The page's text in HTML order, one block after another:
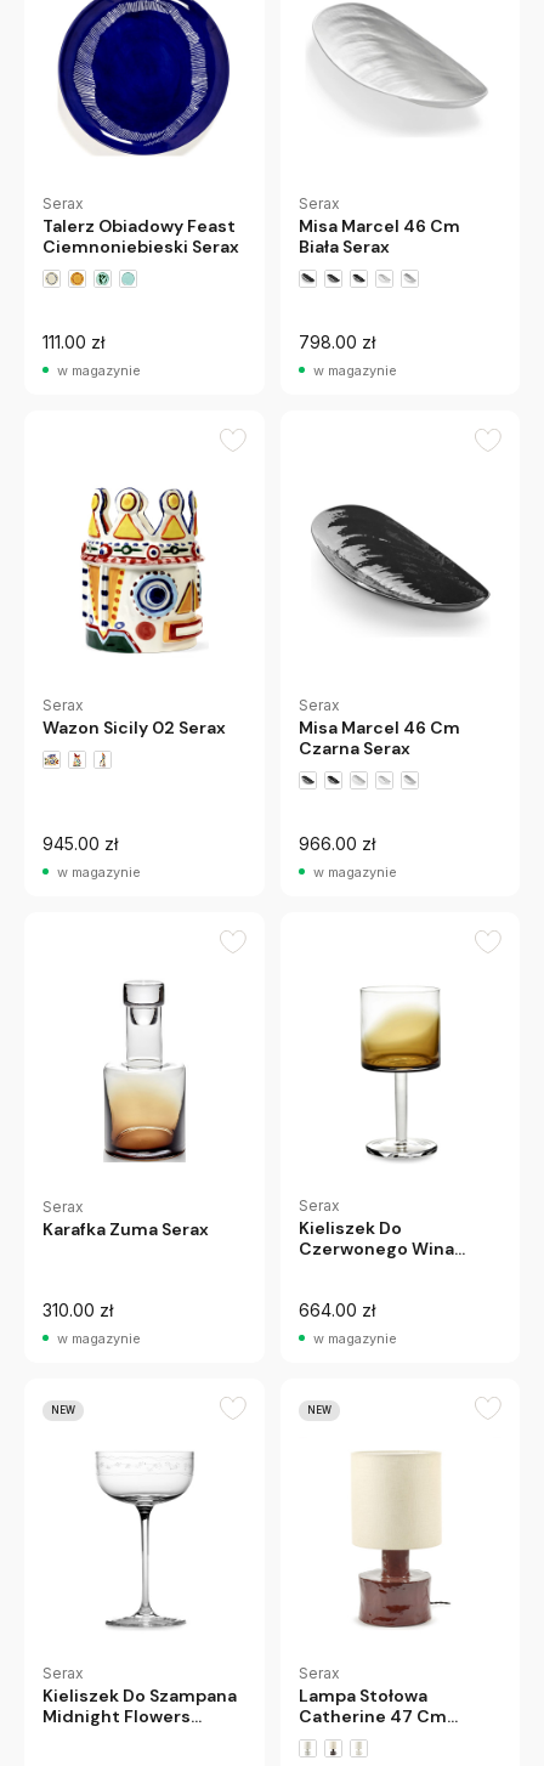
Serax
Talerz Obiadowy Feast
Ciemnoniebieski Serax
111.00 zł
w magazynie
Serax
Misa Marcel 46 Cm
Biała Serax
798.00 zł
w magazynie
Serax
Wazon Sicily 02 Serax
945.00 zł
w magazynie
Serax
Misa Marcel 46 Cm
Czarna Serax
966.00 zł
w magazynie
Serax
Karafka Zuma Serax
310.00 zł
w magazynie
Serax
Kieliszek Do
Czerwonego Wina
664.00 zł
w magazynie
NEW
Serax
Kieliszek Do Szampana
Midnight Flowers
NEW
Serax
Lampa Stołowa
Catherine 47 Cm
Czerwona Serax